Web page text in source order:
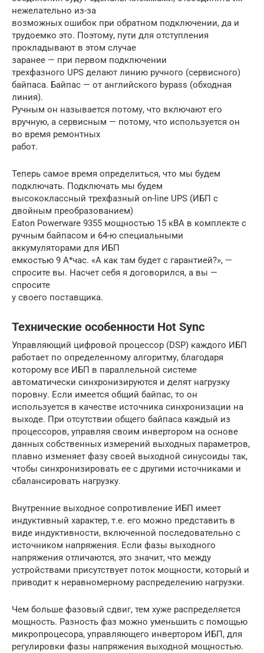
нежелательно из-за
возможных ошибок при обратном подключении, да и
трудоемко это. Поэтому, пути для отступления
прокладывают в этом случае
заранее — при первом подключении
трехфазного UPS делают линию ручного (сервисного)
байпаса. Байпас — от английского bypass (обходная
линия).
Ручным он называется потому, что включают его
вручную, а сервисным — потому, что используется он
во время ремонтных
работ.
Теперь самое время определиться, что мы будем
подключать. Подключать мы будем
высококлассный трехфазный on-line UPS (ИБП с
двойным преобразованием)
Eaton Powerware 9355 мощностью 15 кВА в комплекте с
ручным байпасом и 64-ю специальными
аккумуляторами для ИБП
емкостью 9 А*час. «А как там будет с гарантией?», —
спросите вы. Насчет себя я договорился, а вы —
спросите
у своего поставщика.
Технические особенности Hot Sync
Управляющий цифровой процессор (DSP) каждого ИБП
работает по определенному алгоритму, благодаря
которому все ИБП в параллельной системе
автоматически синхронизируются и делят нагрузку
поровну. Если имеется общий байпас, то он
используется в качестве источника синхронизации на
выходе. При отсутствии общего байпаса каждый из
процессоров, управляя своим инвертором на основе
данных собственных измерений выходных параметров,
плавно изменяет фазу своей выходной синусоиды так,
чтобы синхронизировать ее с другими источниками и
сбалансировать нагрузку.
Внутренние выходное сопротивление ИБП имеет
индуктивный характер, т.е. его можно представить в
виде индуктивности, включенной последовательно с
источником напряжения. Если фазы выходного
напряжения отличаются, это значит, что между
устройствами присутствует поток мощности, который и
приводит к неравномерному распределению нагрузки.
Чем больше фазовый сдвиг, тем хуже распределяется
мощность. Разность фаз можно уменьшить с помощью
микропроцесора, управляющего инвертором ИБП, для
регулировки фазы напряжения выходной мощностью.